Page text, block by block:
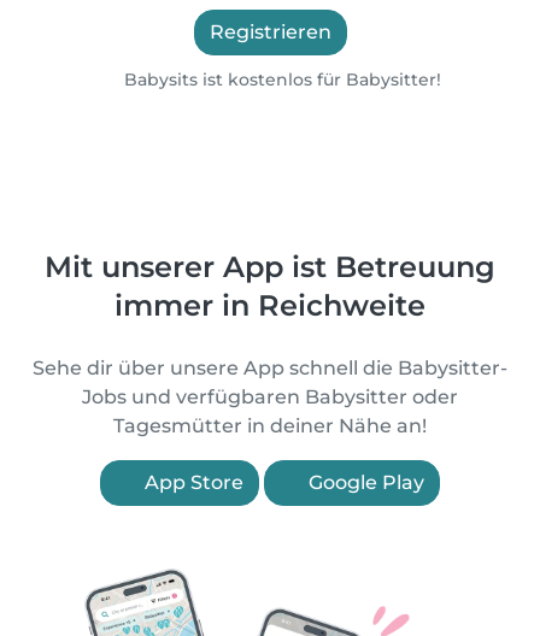
Registrieren
Babysits ist kostenlos für Babysitter!
Mit unserer App ist Betreuung
immer in Reichweite
Sehe dir über unsere App schnell die Babysitter-
Jobs und verfügbaren Babysitter oder
Tagesmütter in deiner Nähe an!
App Store Google Play